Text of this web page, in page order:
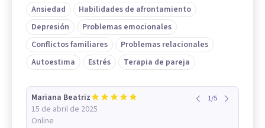
Ansiedad
Habilidades de afrontamiento
Depresión
Problemas emocionales
Conflictos familiares
Problemas relacionales
Autoestima
Estrés Terapia de pareja
Mariana Beatriz
15 de abril de 2025
Online
1/5